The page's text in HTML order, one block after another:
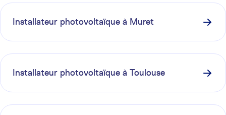
Installateur photovoltaïque à Muret
Installateur photovoltaïque à Toulouse